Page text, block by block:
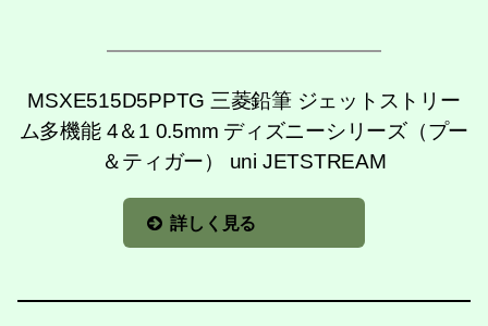
MSXE515D5PPTG 三菱鉛筆 ジェットストリー
ム多機能 4＆1 0.5mm ディズニーシリーズ（プー
＆ティガー） uni JETSTREAM
詳しく見る